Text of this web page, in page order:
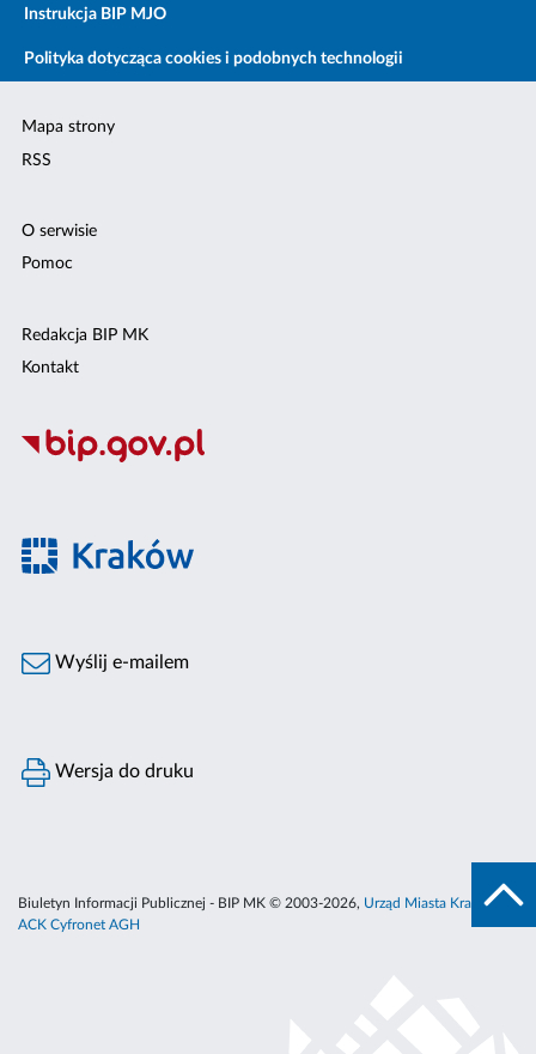
Instrukcja BIP MJO
Polityka dotycząca cookies i podobnych technologii
Mapa strony
RSS
O serwisie
Pomoc
Redakcja BIP MK
Kontakt
Wyślij e-mailem
Wersja do druku
Biuletyn Informacji Publicznej - BIP MK © 2003-2026, Urząd Miasta Krakowa
ACK Cyfronet AGH